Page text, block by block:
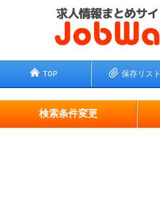
TOP 保存リスト
検索条件変更